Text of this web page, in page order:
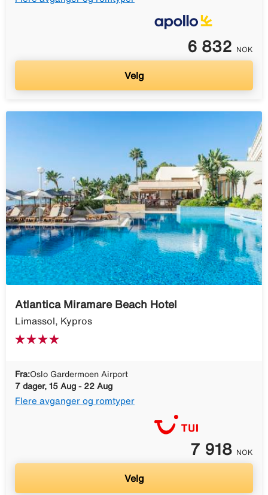
6 832 NOK
Velg
Atlantica Miramare Beach Hotel
Limassol, Kypros
Fra:Oslo Gardermoen Airport
7 dager, 15 Aug - 22 Aug
Flere avganger og romtyper
7 918 NOK
Velg